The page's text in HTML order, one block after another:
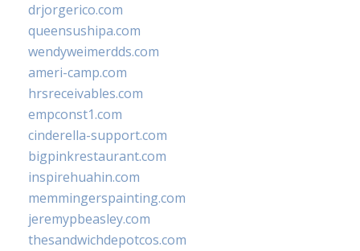
drjorgerico.com
queensushipa.com
wendyweimerdds.com
ameri-camp.com
hrsreceivables.com
empconst1.com
cinderella-support.com
bigpinkrestaurant.com
inspirehuahin.com
memmingerspainting.com
jeremypbeasley.com
thesandwichdepotcos.com